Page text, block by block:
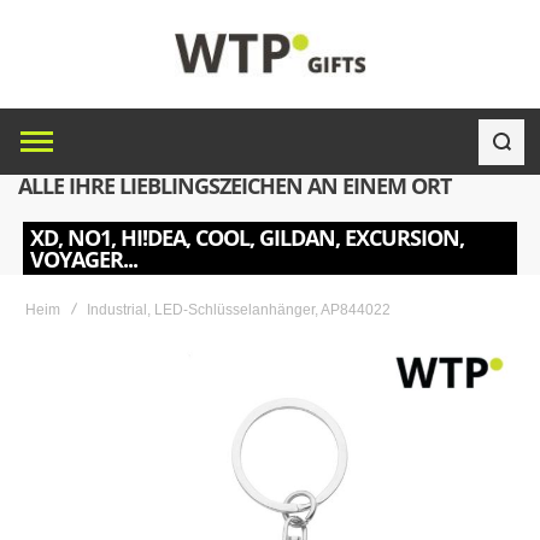
ALLE IHRE LIEBLINGSZEICHEN AN EINEM ORT
XD, NO1, HI!DEA, COOL, GILDAN, EXCURSION,
VOYAGER...
Heim Industrial, LED-Schlüsselanhänger, AP844022